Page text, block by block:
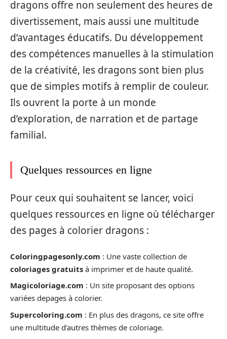
dragons offre non seulement des heures de
divertissement, mais aussi une multitude
d’avantages éducatifs. Du développement
des compétences manuelles à la stimulation
de la créativité, les dragons sont bien plus
que de simples motifs à remplir de couleur.
Ils ouvrent la porte à un monde
d’exploration, de narration et de partage
familial.
Quelques ressources en ligne
Pour ceux qui souhaitent se lancer, voici
quelques ressources en ligne où télécharger
des pages à colorier dragons :
Coloringpagesonly.com : Une vaste collection de
coloriages gratuits à imprimer et de haute qualité.
Magicoloriage.com : Un site proposant des options
variées depages à colorier.
Supercoloring.com : En plus des dragons, ce site offre
une multitude d’autres thèmes de coloriage.